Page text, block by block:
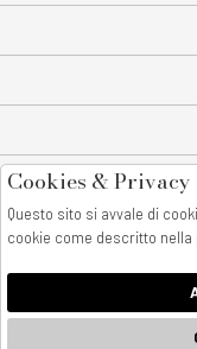
All rights reserved - ©
AnyAnyluxury srl - Sede
castellammare di stabia
Cookies & Privacy
Questo sito si avvale di
cookie come descritto nella